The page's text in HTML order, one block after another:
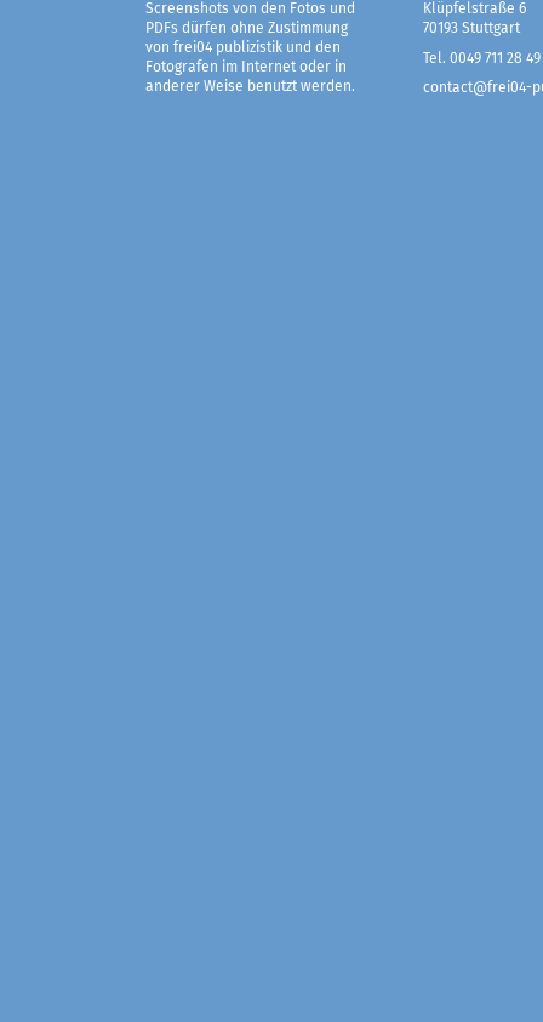
Screenshots von den Fotos und
PDFs dürfen ohne Zustimmung
von frei04 publizistik und den
Fotografen im Internet oder in
anderer Weise benutzt werden.
Klüpfelstraße 6
70193 Stuttgart
Tel. 0049 711 28 49
contact@frei04-